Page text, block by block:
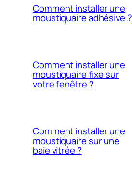
Comment installer une
moustiquaire adhésive ?
Comment installer une
moustiquaire fixe sur
votre fenêtre ?
Comment installer une
moustiquaire sur une
baie vitrée ?